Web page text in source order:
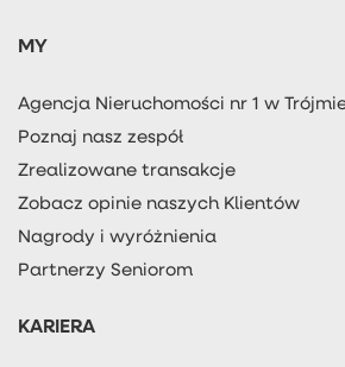
MY
Agencja Nieruchomości nr 1 w
Poznaj nasz zespół
Zrealizowane transakcje
Zobacz opinie naszych Klientów
Nagrody i wyróżnienia
Partnerzy Seniorom
KARIERA